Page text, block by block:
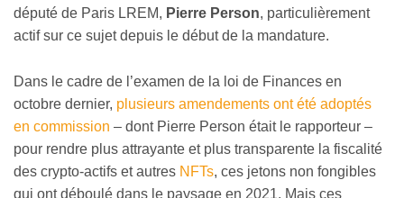
député de Paris LREM, Pierre Person, particulièrement
actif sur ce sujet depuis le début de la mandature.
Dans le cadre de l’examen de la loi de Finances en
octobre dernier, plusieurs amendements ont été adoptés
en commission – dont Pierre Person était le rapporteur –
pour rendre plus attrayante et plus transparente la fiscalité
des crypto-actifs et autres NFTs, ces jetons non fongibles
qui ont déboulé dans le paysage en 2021. Mais ces